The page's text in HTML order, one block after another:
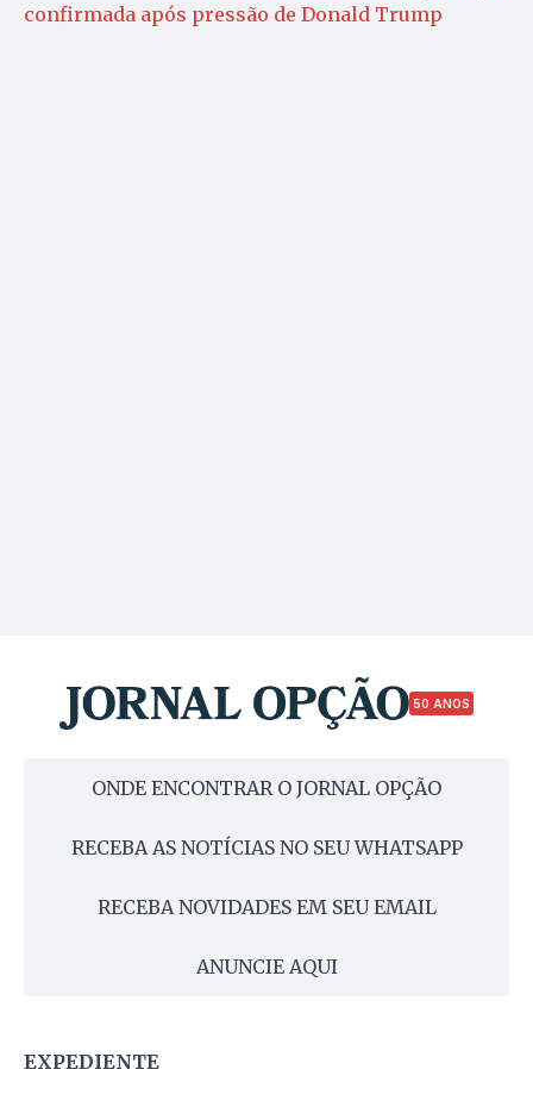
confirmada após pressão de Donald Trump
50 ANOS
ONDE ENCONTRAR O JORNAL OPÇÃO
RECEBA AS NOTÍCIAS NO SEU WHATSAPP
RECEBA NOVIDADES EM SEU EMAIL
ANUNCIE AQUI
EXPEDIENTE